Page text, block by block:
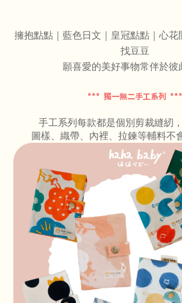
擁抱點點 ｜藍色日文 ｜皇冠點點 ｜心花
找豆豆
願喜愛的美好事物常伴於彼
*** 獨一無二手工系列 ***
手工系列每款都是個別剪裁縫紉
圖樣、織帶、內裡、拉鍊等輔料不